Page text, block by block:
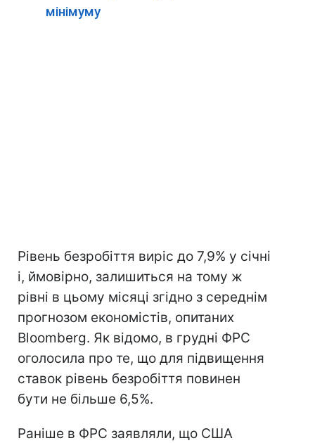
мінімуму
Рівень безробіття виріс до 7,9% у січні
і, ймовірно, залишиться на тому ж
рівні в цьому місяці згідно з середнім
прогнозом економістів, опитаних
Bloomberg. Як відомо, в грудні ФРС
оголосила про те, що для підвищення
ставок рівень безробіття повинен
бути не більше 6,5%.
Раніше в ФРС заявляли, що США